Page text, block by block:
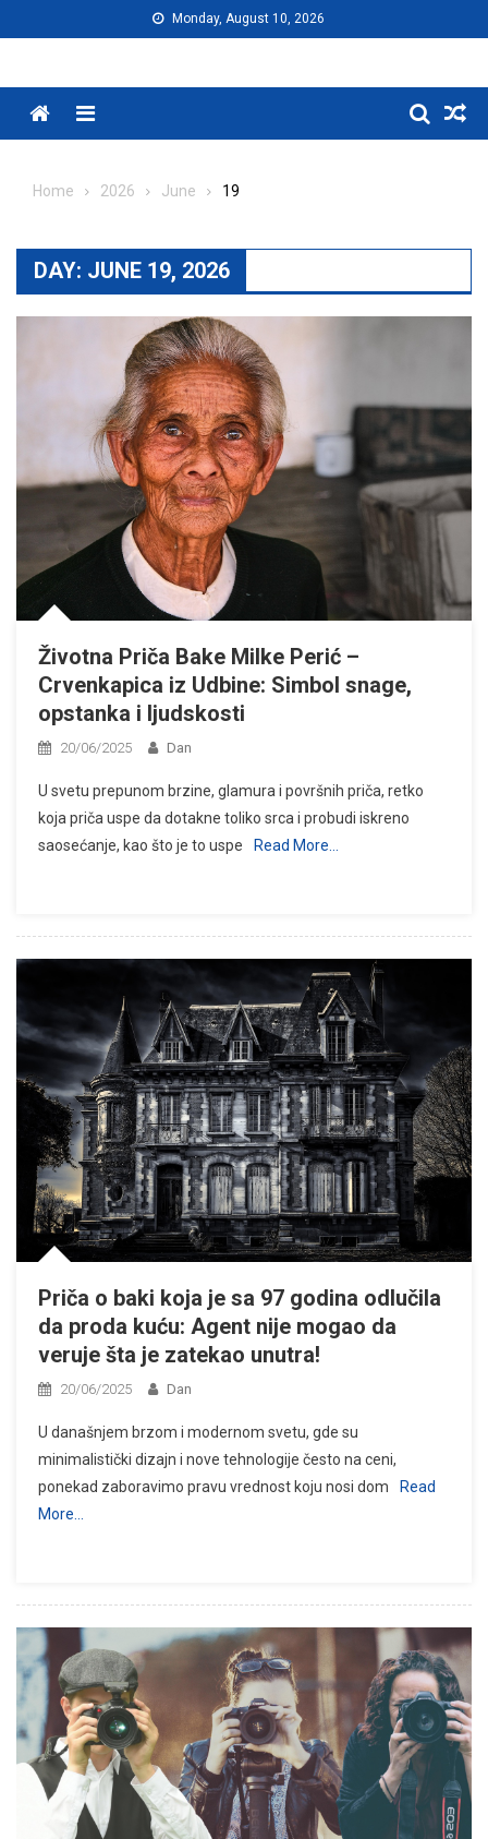
to
Monday, August 10, 2026
Menu
Home 2026 June 19
DAY: JUNE 19, 2026
Životna Priča Bake Milke Perić –
Crvenkapica iz Udbine: Simbol snage,
opstanka i ljudskosti
20/06/2025 Dan
U svetu prepunom brzine, glamura i površnih priča, retko
koja priča uspe da dotakne toliko srca i probudi iskreno
saosećanje, kao što je to uspe
Read More…
Priča o baki koja je sa 97 godina odlučila
da proda kuću: Agent nije mogao da
veruje šta je zatekao unutra!
20/06/2025 Dan
U današnjem brzom i modernom svetu, gde su
minimalistički dizajn i nove tehnologije često na ceni,
ponekad zaboravimo pravu vrednost koju nosi dom
Read
More…